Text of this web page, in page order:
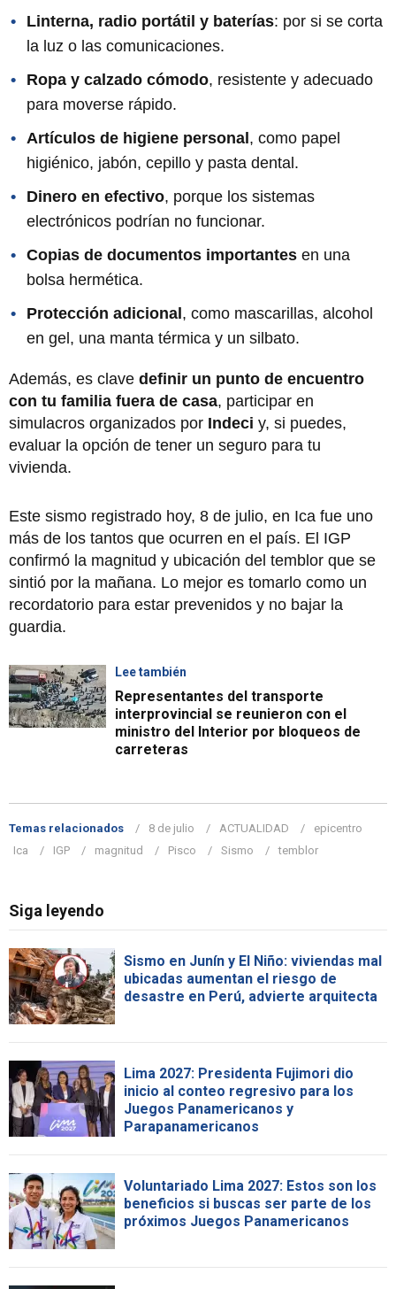
Linterna, radio portátil y baterías: por si se corta
la luz o las comunicaciones.
Ropa y calzado cómodo, resistente y adecuado
para moverse rápido.
Artículos de higiene personal , como papel
higiénico, jabón, cepillo y pasta dental.
Dinero en efectivo, porque los sistemas
electrónicos podrían no funcionar.
Copias de documentos importantes en una
bolsa hermética.
Protección adicional , como mascarillas, alcohol
en gel, una manta térmica y un silbato.
Además, es clave definir un punto de encuentro
con tu familia fuera de casa, participar en
simulacros organizados por Indeci y, si puedes,
evaluar la opción de tener un seguro para tu
vivienda.
Este sismo registrado hoy, 8 de julio, en Ica fue uno
más de los tantos que ocurren en el país. El IGP
confirmó la magnitud y ubicación del temblor que se
sintió por la mañana. Lo mejor es tomarlo como un
recordatorio para estar prevenidos y no bajar la
guardia.
Lee también
Representantes del transporte
interprovincial se reunieron con el
ministro del Interior por bloqueos de
carreteras
Temas relacionados 8 de julio ACTUALIDAD
epicentro
Ica
IGP magnitud Pisco Sismo temblor
Siga leyendo
Sismo en Junín y El Niño: viviendas mal
ubicadas aumentan el riesgo de
desastre en Perú, advierte arquitecta
Lima 2027: Presidenta Fujimori dio
inicio al conteo regresivo para los
Juegos Panamericanos y
Parapanamericanos
Voluntariado Lima 2027: Estos son los
beneficios si buscas ser parte de los
próximos Juegos Panamericanos